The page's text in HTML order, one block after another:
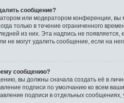
сообщение?
или модератором конференции,
только в течение ограниченного
из них. Эта надпись не
не могут удалить сообщение, если на
сообщению?
вы должны сначала создать её в
подписи по умолчанию ко всем
подписи в отдельных сообщениях,